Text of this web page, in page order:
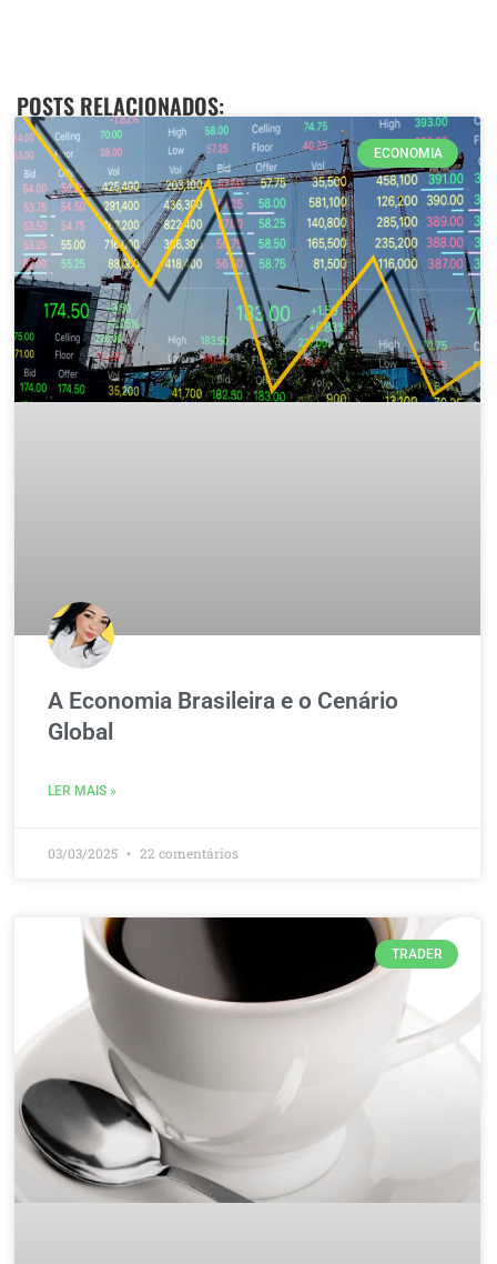
POSTS RELACIONADOS:
ECONOMIA
A Economia Brasileira e o Cenário
Global
LER MAIS »
03/03/2025 22 comentários
TRADER